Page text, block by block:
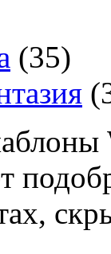
(35)